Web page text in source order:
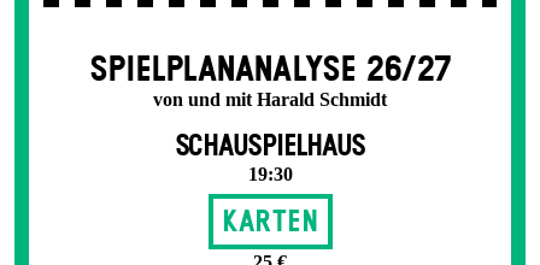
SPIEL­PLAN­ANALYSE 26/27
von und mit Harald Schmidt
SCHAUSPIELHAUS
19:30
Karten